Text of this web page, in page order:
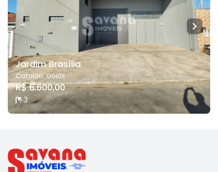
Jardim Brasília
Catalão,Goiás
R$ 6.600,00
3